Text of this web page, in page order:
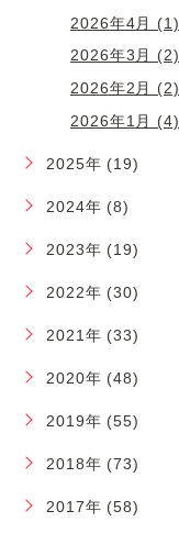
2026年4月 (1)
2026年3月 (2)
2026年2月 (2)
2026年1月 (4)
2025年 (19)
2024年 (8)
2023年 (19)
2022年 (30)
2021年 (33)
2020年 (48)
2019年 (55)
2018年 (73)
2017年 (58)